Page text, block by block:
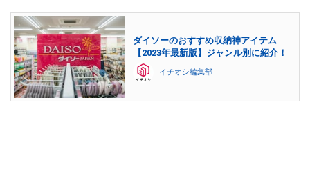
ダイソーのおすすめ収納神アイテム
【2023年最新版】ジャンル別に紹介！
イチオシ編集部